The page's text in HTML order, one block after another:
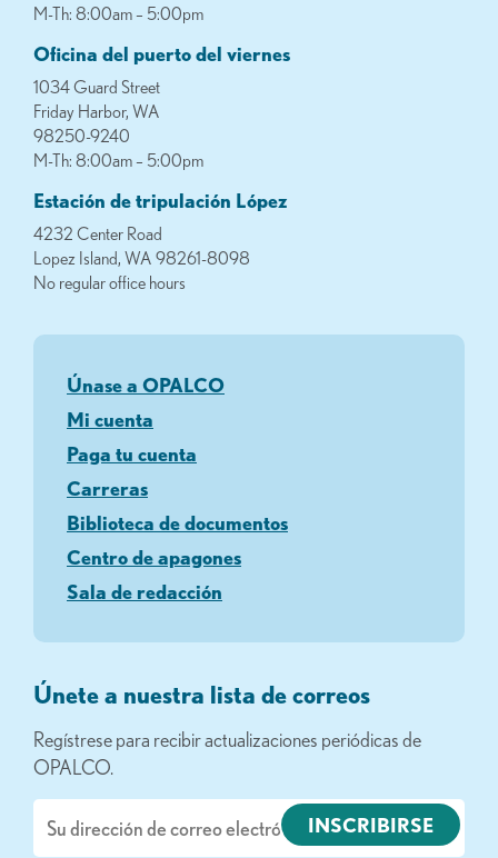
M-Th: 8:00am – 5:00pm
Oficina del puerto del viernes
1034 Guard Street
Friday Harbor, WA
98250-9240
M-Th: 8:00am – 5:00pm
Estación de tripulación López
4232 Center Road
Lopez Island, WA 98261-8098
No regular office hours
Únase a OPALCO
Mi cuenta
Paga tu cuenta
Carreras
Biblioteca de documentos
Centro de apagones
Sala de redacción
Únete a nuestra lista de correos
Regístrese para recibir actualizaciones periódicas de
OPALCO.
electrónico